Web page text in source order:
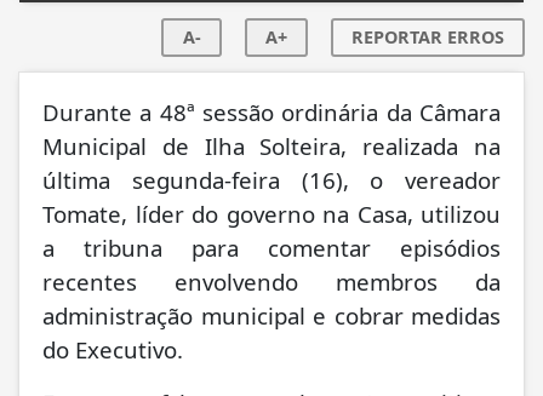
A- A+ REPORTAR ERROS
Durante a 48ª sessão ordinária da Câmara
Municipal de Ilha Solteira, realizada na
última segunda-feira (16), o vereador
Tomate, líder do governo na Casa, utilizou
a tribuna para comentar episódios
recentes envolvendo membros da
administração municipal e cobrar medidas
do Executivo.